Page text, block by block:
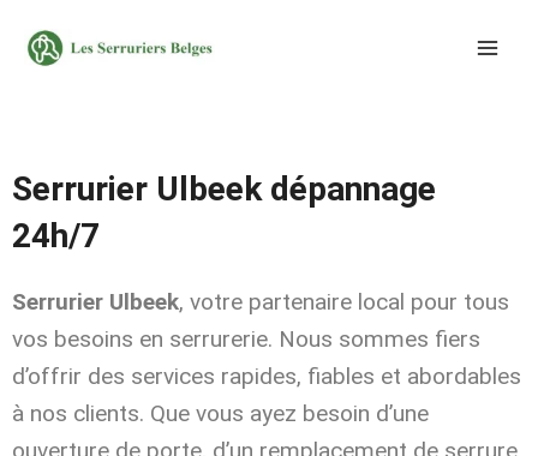
Serrurier Ulbeek dépannage
24h/7
Serrurier Ulbeek, votre partenaire local pour tous
vos besoins en serrurerie. Nous sommes fiers
d’offrir des services rapides, fiables et abordables
à nos clients. Que vous ayez besoin d’une